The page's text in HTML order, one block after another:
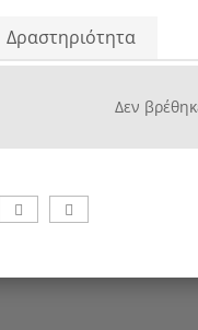
Δραστηριότητα
Δεν